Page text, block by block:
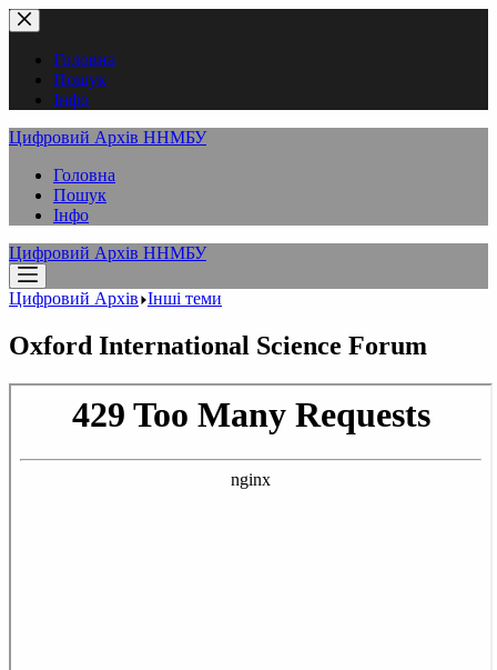
Перейти
до
вмістуГоловна
Пошук
Інфо
Цифровий Архів ННМБУ
Головна
Пошук
Інфо
Цифровий Архів ННМБУ
Цифровий Архів Інші теми
Oxford International Science Forum